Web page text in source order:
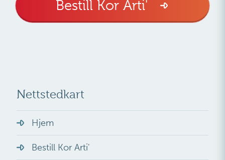
Bestill Kor Arti'
Nettstedkart
Hjem
Bestill Kor Arti'